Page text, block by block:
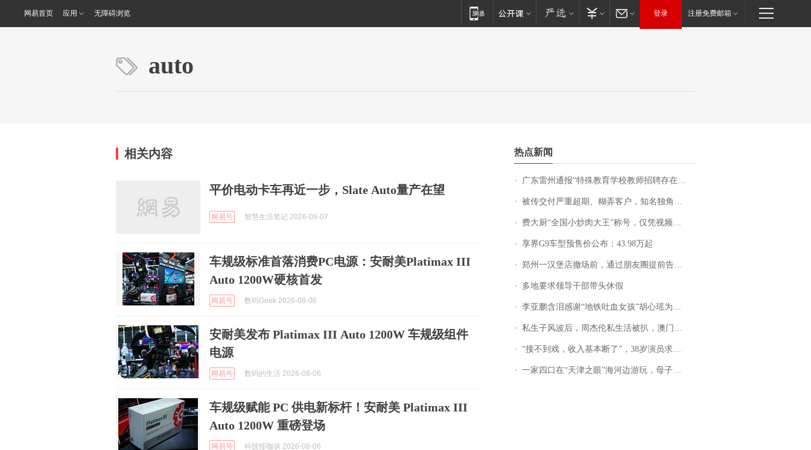
网易首页 应用 无障碍浏览 登录 注册免费邮箱
auto
相关内容
平价电动卡车再近一步，Slate Auto量产在望
网易号 智慧生活笔记 2026-08-07
车规级标准首落消费PC电源：安耐美Platimax III
Auto 1200W硬核首发
网易号 数码Geek 2026-08-06
安耐美发布 Platimax III Auto 1200W 车规级组件
电源
网易号 数码的生活 2026-08-06
车规级赋能 PC 供电新标杆！安耐美 Platimax III
Auto 1200W 重磅登场
网易号 科技怪咖谈 2026-08-06
热点新闻
广东雷州通报“特殊教育学校教师招聘存在违规行为”：已启动问责程序 副校长被停职
被传交付严重超期、糊弄客户，知名独角兽车企创始人回应：都没证据，将依法采取措施，“本人长期与美国交管局保持沟通，对方表示肯定”
费大厨“全国小炒肉大王”称号，仅凭视频评出？中国烹饪协会回应
享界G9车型预售价公布：43.98万起
郑州一汉堡店撤场前，通过朋友圈提前告知逐一退费，有顾客仅剩1元也全被退回，分文不少；顾客：言而有信，让人感动
多地要求领导干部带头休假
李亚鹏含泪感谢“地铁吐血女孩”胡心瑶为嫣然天使捐99999元：这份捐赠太沉重，尊重其捐赠意愿，个人向胡心瑶和她的病友之家各捐赠99999元
私生子风波后，周杰伦私生活被扒，澳门输10亿传闻早已经水落石出
“接不到戏，收入基本断了”，38岁演员求职景区NPC：工作量断崖式下跌，留给我试错的时间不多了
一家四口在“天津之眼”海河边游玩，母子俩不幸溺亡